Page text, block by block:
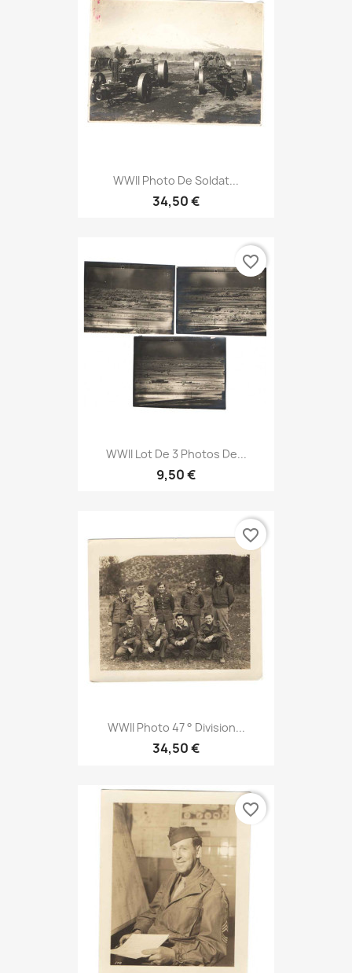
WWII Photo De Soldat...
34,50 €
WWII Lot De 3 Photos De...
9,50 €
favorite_border
WWII Photo 47 ° Division...
34,50 €
favorite_border
favorite_border